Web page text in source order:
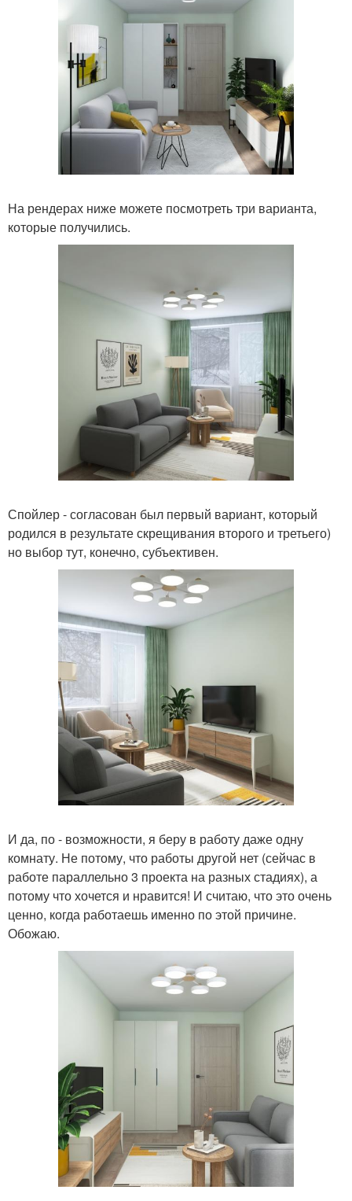
На рендерах ниже можете посмотреть три варианта,
которые получились.
Спойлер - согласован был первый вариант, который
родился в результате скрещивания второго и третьего)
но выбор тут, конечно, субъективен.
И да, по - возможности, я беру в работу даже одну
комнату. Не потому, что работы другой нет (сейчас в
работе параллельно 3 проекта на разных стадиях), а
потому что хочется и нравится! И считаю, что это очень
ценно, когда работаешь именно по этой причине.
Обожаю.